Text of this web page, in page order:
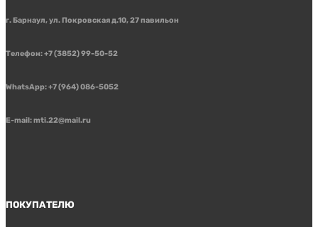
г. Барнаул, ул. Покровская д.10, 27 павильон
Телефон: +7 (3852) 99-50-52
WhatsApp: +7 (964) 086-5052
E-mail: mti.22@mail.ru
ПОКУПАТЕЛЮ